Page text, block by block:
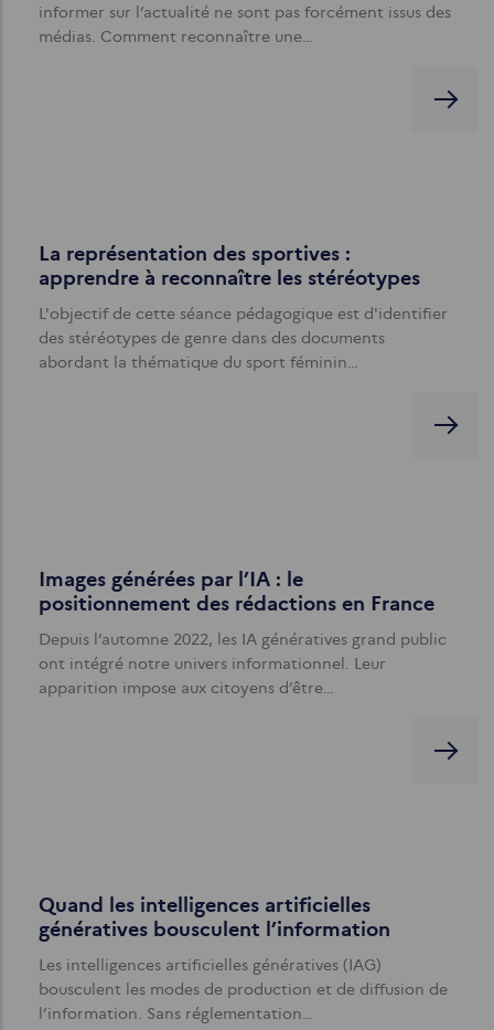
informer sur l’actualité ne sont pas forcément issus des
médias. Comment reconnaître une…
La représentation des sportives :
apprendre à reconnaître les stéréotypes
L'objectif de cette séance pédagogique est d'identifier
des stéréotypes de genre dans des documents
abordant la thématique du sport féminin…
Images générées par l’IA : le
positionnement des rédactions en France
Depuis l’automne 2022, les IA génératives grand public
ont intégré notre univers informationnel. Leur
apparition impose aux citoyens d’être…
Quand les intelligences artificielles
génératives bousculent l’information
Les intelligences artificielles génératives (IAG)
bousculent les modes de production et de diffusion de
l’information. Sans réglementation…